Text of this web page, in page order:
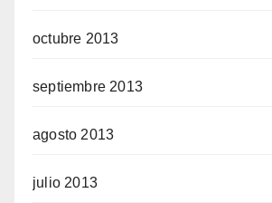
octubre 2013
septiembre 2013
agosto 2013
julio 2013